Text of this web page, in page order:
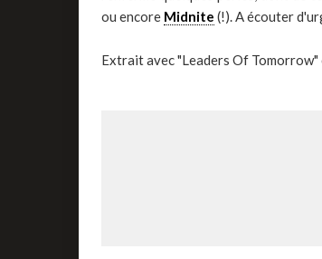
ou encore Midnite (!). A écouter
Extrait avec "Leaders Of Tomorrow"